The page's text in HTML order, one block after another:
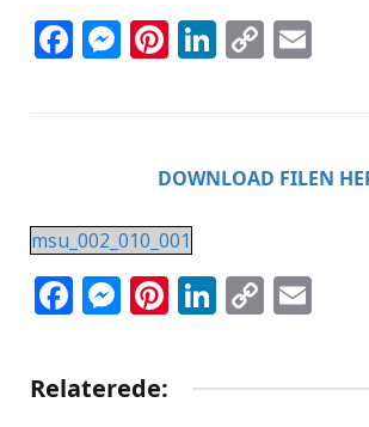
Facebook
Messenger
Pinterest
LinkedIn
Copy
DOWNLOAD FILEN
msu_002_010_001
Facebook
Messenger
Pinterest
LinkedIn
Copy
Relaterede: